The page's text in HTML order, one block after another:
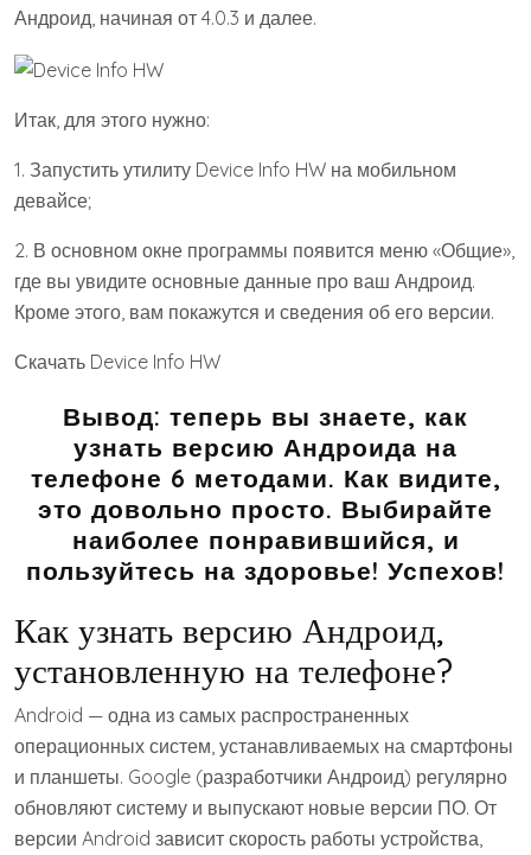
Андроид, начиная от 4.0.3 и далее.
Итак, для этого нужно:
1. Запустить утилиту Device Info HW на мобильном
девайсе;
2. В основном окне программы появится меню «Общие»,
где вы увидите основные данные про ваш Андроид.
Кроме этого, вам покажутся и сведения об его версии.
Скачать Device Info HW
Вывод: теперь вы знаете, как
узнать версию Андроида на
телефоне 6 методами. Как видите,
это довольно просто. Выбирайте
наиболее понравившийся, и
пользуйтесь на здоровье! Успехов!
Как узнать версию Андроид,
установленную на телефоне?
Android — одна из самых распространенных
операционных систем, устанавливаемых на смартфоны
и планшеты. Google (разработчики Андроид) регулярно
обновляют систему и выпускают новые версии ПО. От
версии Android зависит скорость работы устройства,